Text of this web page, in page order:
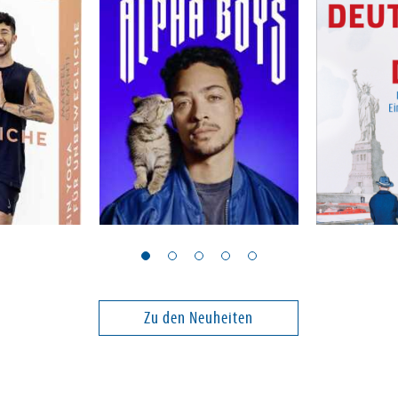
Alpha-Boys
20,00 €
Zu den Neuheiten